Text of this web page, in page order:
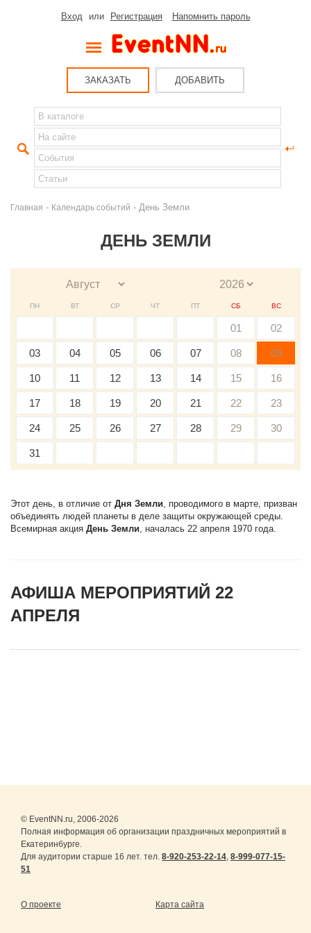
Вход или Регистрация Напомнить пароль
ЗАКАЗАТЬ ДОБАВИТЬ
Главная - Календарь событий - День Земли
ДЕНЬ ЗЕМЛИ
ПН ВТ СР ЧТ ПТ СБ ВС
01 02
03 04 05 06 07 08 09
10 11 12 13 14 15 16
17 18 19 20 21 22 23
24 25 26 27 28 29 30
31
Этот день, в отличие от Дня Земли, проводимого в марте, призван
объединять людей планеты в деле защиты окружающей среды.
Всемирная акция День Земли, началась 22 апреля 1970 года.
АФИША МЕРОПРИЯТИЙ 22
АПРЕЛЯ
© EventNN.ru, 2006-2026
Полная информация об организации праздничных мероприятий в
Екатеринбурге.
Для аудитории старше 16 лет. тел. 8-920-253-22-14, 8-999-077-15-
51
О проекте Карта сайта